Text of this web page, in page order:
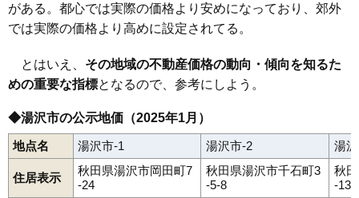
がある。都心では実際の価格より安めになっており、郊外
では実際の価格より高めに設定されてる。
とはいえ、 その地域の不動産価格の動向・傾向を知るた
めの重要な指標となるので、参考にしよう。
◆湯沢市の公示地価（2025年1月）
地点名 湯沢市-1 湯沢市-2 湯
住居表示
秋田県湯沢市岡田町7
-24
秋田県湯沢市千石町3
-5-8
秋
-13